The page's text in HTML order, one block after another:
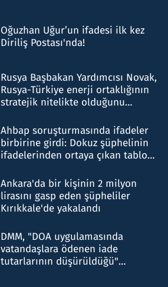
Oğuzhan Uğur’un ifadesi ilk kez
Diriliş Postası'nda!
Rusya Başbakan Yardımcısı Novak,
Rusya-Türkiye enerji ortaklığının
stratejik nitelikte olduğunu
Ahbap soruşturmasında ifadeler
birbirine girdi: Dokuz şüphelinin
ifadelerinden ortaya çıkan tablo
Ankara'da bir kişinin 2 milyon
lirasını gasp eden şüpheliler
Kırıkkale'de yakalandı
DMM, "DOA uygulamasında
vatandaşlara ödenen iade
tutarlarının düşürüldüğü"